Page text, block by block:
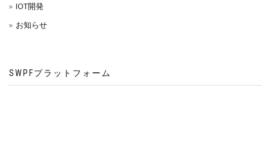
IOT開発
お知らせ
SWPFプラットフォーム